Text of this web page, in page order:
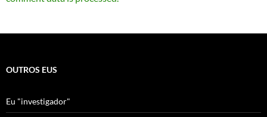
OUTROS EUS
Eu "investigador"